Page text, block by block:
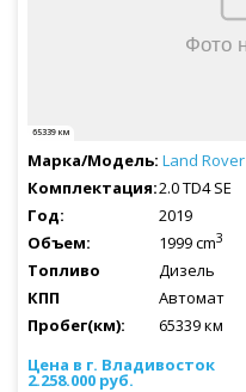
65339 км
Land Rover
2.0 TD4 SE
2019
1999 cm3
Дизель
Автомат
65339 км
2.258.000 руб.